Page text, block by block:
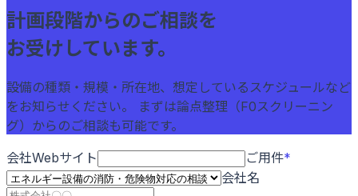
計画段階からのご相談を
お受けしています。
設備の種類・規模・所在地、想定しているスケジュールなど
をお知らせください。 まずは論点整理（F0スクリーニン
グ）からのご相談も可能です。
会社Webサイト
ご用件*
会社名